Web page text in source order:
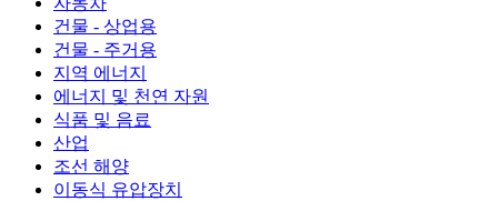
건물 - 상업용
건물 - 주거용
지역 에너지
에너지 및 천연 자원
식품 및 음료
산업
조선 해양
이동식 유압장치